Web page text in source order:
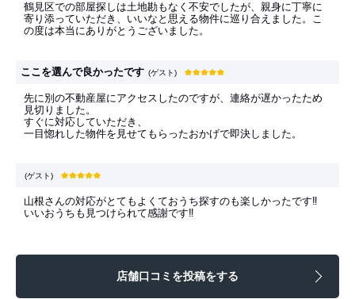
鶴見区での部屋探しは土地勘もなく不安でしたが、親身に丁寧に
寄り添っていただき、いいなと思える物件に巡り合えました。こ
の度は本当にありがとうございました。
ここを選んで良かったです (ゲスト)
先に別の不動産屋にアクセスしたのですが、連絡が遅かったため
見切りました。
すぐに対応していただき、
一目惚れした物件を見せてもらったおかげで即決しました。
(ゲスト)
山根さんの対応がとてもよくておうち探すのも楽しかったです‼︎
いいおうちも見つけられて感謝です‼︎
店舗口コミを投稿をする